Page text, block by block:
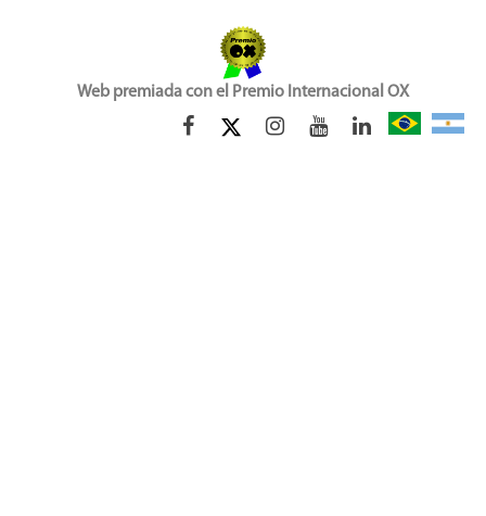
Web premiada con el Premio Internacional OX